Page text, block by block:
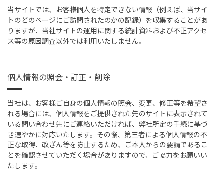
当サイトでは、お客様個人を特定できない情報（例えば、当サイ
トのどのページにご訪問されたのかの記録）を収集することがあ
りますが、当社サイトの運用に関する統計資料および不正アクセ
ス等の原因調査以外では利用いたしません。
個人情報の照会・訂正・削除
当社は、お客様ご自身の個人情報の照会、変更、修正等を希望さ
れる場合には、個人情報をご提供された先のサイトに表示されて
いる問い合わせ先にご連絡いただければ、弊社所定の手続に基づ
き速やかに対応いたします。その際、第三者による個人情報の不
正な取得、改ざん等を防止するため、ご本人からの要請であるこ
とを確認させていただく場合がありますので、ご協力をお願いい
たします。